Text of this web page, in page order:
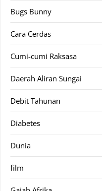
Bugs Bunny
Cara Cerdas
Cumi-cumi Raksasa
Daerah Aliran Sungai
Debit Tahunan
Diabetes
Dunia
film